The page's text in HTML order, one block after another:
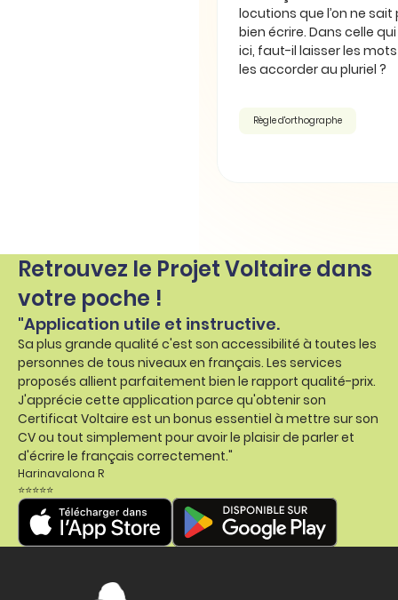
locutions que l’on ne
bien écrire. Dans celle
ici, faut-il laisser les
les accorder au pluriel ?
Règle d'orthographe
Retrouvez le Projet Voltaire dans
votre poche !
"Application utile et instructive.
Sa plus grande qualité c'est son accessibilité à toutes les
personnes de tous niveaux en français. Les services
proposés allient parfaitement bien le rapport qualité-prix.
J'apprécie cette application parce qu'obtenir son
Certificat Voltaire est un bonus essentiel à mettre sur son
CV ou tout simplement pour avoir le plaisir de parler et
d'écrire le français correctement."
Harinavalona R
⭐⭐⭐⭐⭐